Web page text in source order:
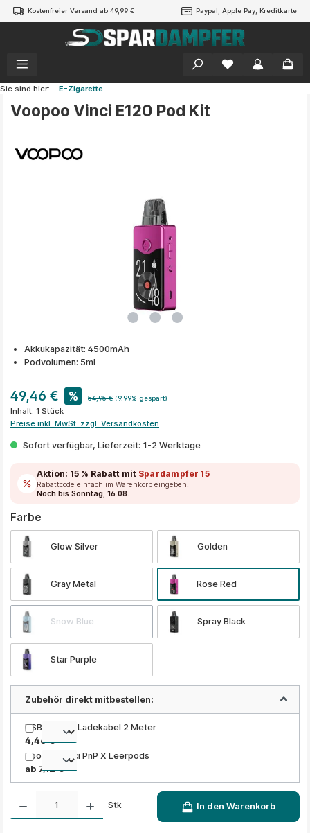
springen
Kostenfreier Versand ab 49,99 € Paypal, Apple Pay, Kreditkarte
Sie sind hier: E-Zigarette
Voopoo Vinci E120 Pod Kit
Akkukapazität: 4500mAh
Podvolumen: 5ml
49,46 € % 54,95 € (9.99% gespart)
Inhalt: 1 Stück
Preise inkl. MwSt. zzgl. Versandkosten
Sofort verfügbar, Lieferzeit: 1-2 Werktage
Aktion: 15 % Rabatt mit Spardampfer15
Rabattcode einfach im Warenkorb eingeben.
Noch bis Sonntag, 16.08.
Farbe
Glow Silver Golden
Gray Metal Rose Red
Snow Blue Spray Black
Star Purple
Zubehör direkt mitbestellen:
USB 2.0 Typ Ladekabel 2 Meter
4,46 €
Voopoo Vinci PnP X Leerpods
ab 7,12 €
Produkt Anzahl: Gib den gewünschten Wert ein oder benutze die Schaltflächen um die
Stk In den Warenkorb